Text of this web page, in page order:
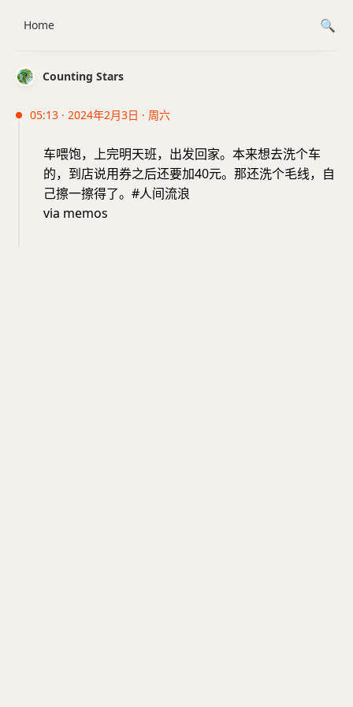
Counting Stars
05:13 · 2024年2月3日 · 周六
车喂饱，上完明天班，出发回家。本来想去洗个车
的，到店说用券之后还要加40元。那还洗个毛线，自
己擦一擦得了。#人间流浪
via memos
Home